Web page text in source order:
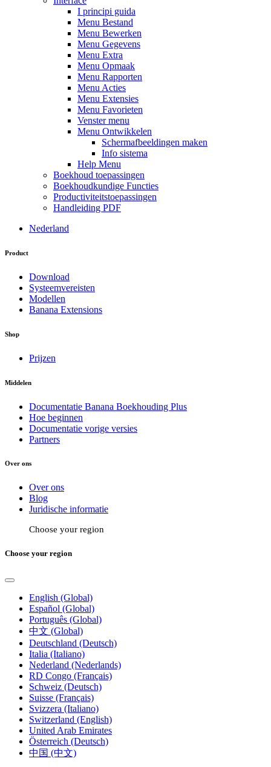
I principi guida
Menu Bestand
Menu Bewerken
Menu Gegevens
Menu Extra
Menu Opmaak
Menu Rapporten
Menu Acties
Menu Extensies
Menu Favorieten
Venster menu
Menu Ontwikkelen
Schermafbeeldingen maken
Info sistema
Help Menu
Boekhoud toepassingen
Boekhoudkundige Functies
Productiviteitstoepassingen
Handleiding PDF
Nederland
Product
Download
Systeemvereisten
Modellen
Banana Extensions
Shop
Prijzen
Middelen
Documentatie Banana Boekhouding Plus
Hoe beginnen
Documentatie vorige versies
Partners
Over ons
Over ons
Blog
Juridische informatie
Choose your region
Choose your region
English (Global)
Español (Global)
Português (Global)
中文 (Global)
Deutschland (Deutsch)
Italia (Italiano)
Nederland (Nederlands)
RD Congo (Français)
Schweiz (Deutsch)
Suisse (Français)
Svizzera (Italiano)
Switzerland (English)
United Arab Emirates
Österreich (Deutsch)
中国 (中文)